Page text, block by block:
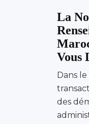
La
Vous
Dans
des